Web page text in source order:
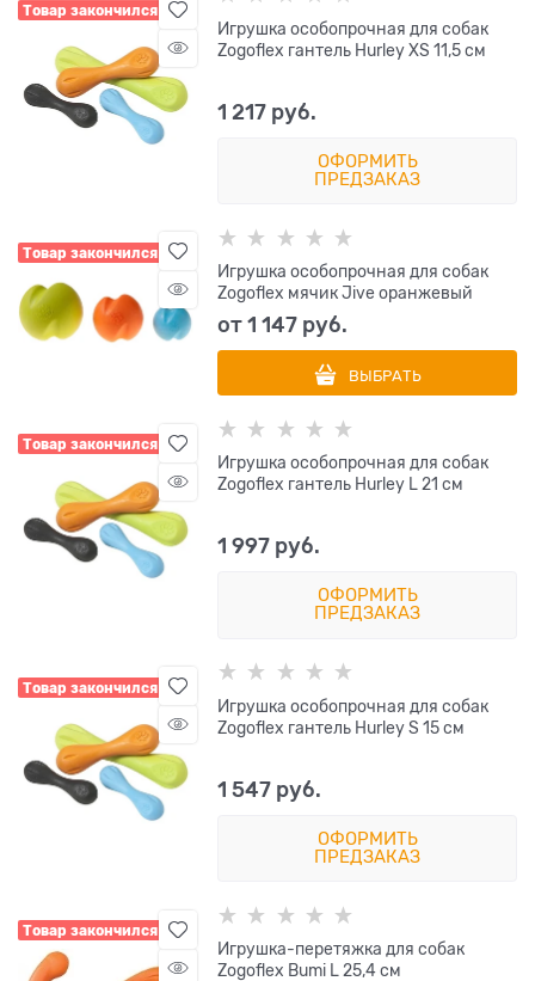
Товар закончился
Игрушка особопрочная для собак
Zogoflex гантель Hurley XS 11,5 см
1 217 руб.
ОФОРМИТЬ
ПРЕДЗАКАЗ
Товар закончился
Игрушка особопрочная для собак
Zogoflex мячик Jive оранжевый
от1 147 руб.
ВЫБРАТЬ
Товар закончился
Игрушка особопрочная для собак
Zogoflex гантель Hurley L 21 см
1 997 руб.
ОФОРМИТЬ
ПРЕДЗАКАЗ
Товар закончился
Игрушка особопрочная для собак
Zogoflex гантель Hurley S 15 см
1 547 руб.
ОФОРМИТЬ
ПРЕДЗАКАЗ
Товар закончился
Игрушка-перетяжка для собак
Zogoflex Bumi L 25,4 см